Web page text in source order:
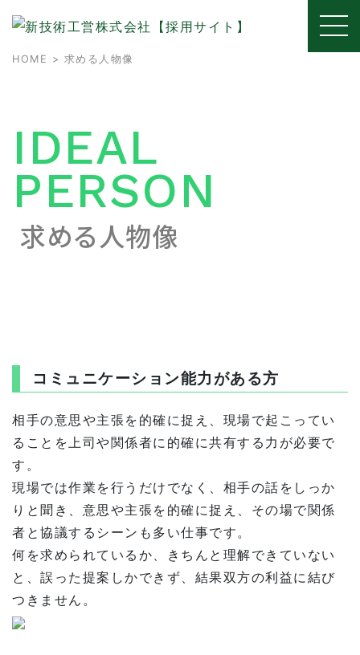
HOME > 求める人物像
IDEAL
PERSON
求める人物像
コミュニケーション能力がある方
相手の意思や主張を的確に捉え、現場で起こってい
ることを上司や関係者に的確に共有する力が必要で
す。
現場では作業を行うだけでなく、相手の話をしっか
りと聞き、意思や主張を的確に捉え、その場で関係
者と協議するシーンも多い仕事です。
何を求められているか、きちんと理解できていない
と、誤った提案しかできず、結果双方の利益に結び
つきません。